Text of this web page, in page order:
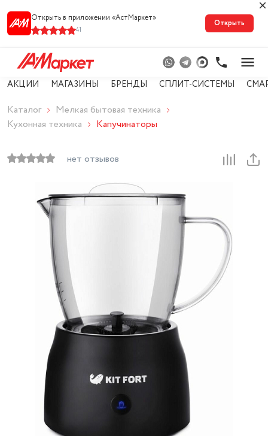
Открыть в приложении «АстМарке‪т‬»
41
Открыть
АКЦИИ МАГАЗИНЫ БРЕНДЫ СПЛИТ-СИСТЕМЫ
Каталог
Мелкая бытовая техника
Кухонная техника
Капучинаторы
нет отзывов